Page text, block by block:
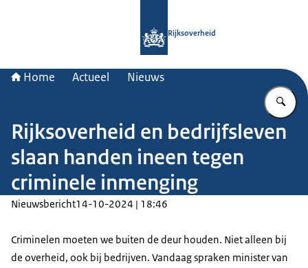
Rijksoverheid
Home Actueel Nieuws
Rijksoverheid en bedrijfsleven
slaan handen ineen tegen
criminele inmenging
Nieuwsbericht14-10-2024 | 18:46
Criminelen moeten we buiten de deur houden. Niet alleen bij
de overheid, ook bij bedrijven. Vandaag spraken minister van